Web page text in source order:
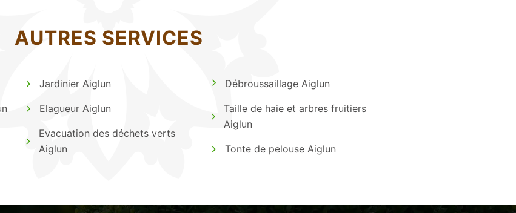
AUTRES SERVICES
Jardinier Aiglun
Elagueur Aiglun
Evacuation des déchets verts
Aiglun
Débroussaillage Aiglun
Taille de haie et arbres fruitiers
Aiglun
Tonte de pelouse Aiglun